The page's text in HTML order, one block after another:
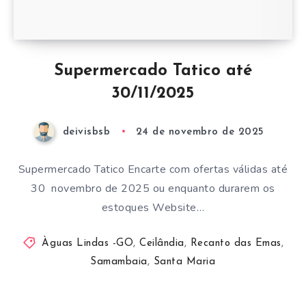
Supermercado Tatico até
30/11/2025
deivisbsb 24 de novembro de 2025
Supermercado Tatico Encarte com ofertas válidas até
30 novembro de 2025 ou enquanto durarem os
estoques Website…
Àguas Lindas -GO,Ceilândia , Recanto das Emas ,
Samambaia , Santa Maria